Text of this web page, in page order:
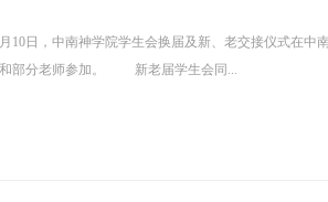
日，中南神学院学生会换届及新、老交接仪式在中
行，全校学生和部分老师参加。 新老届学生会同...